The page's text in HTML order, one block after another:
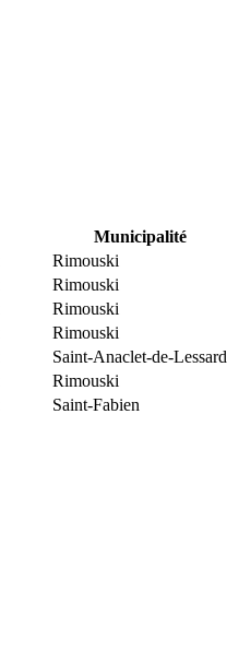
Municipalité
Rimouski
Rimouski
Rimouski
Rimouski
Saint-Anaclet-de-Lessard
Rimouski
Saint-Fabien